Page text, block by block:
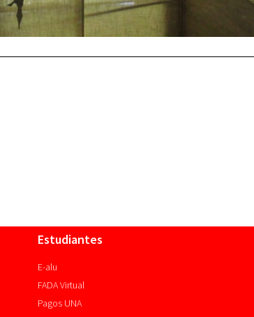
Estudiantes
E-alu
FADA Virtual
Pagos UNA